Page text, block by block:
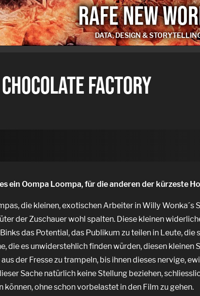
RAFE NEW
DATA, DESIGN &
RAFE NEW WORLD
FACTORY
ein Oompa Loompa, für die anderen der kürzeste
die kleinen, exotischen Arbeiter in Willy Wonka´s
der Zuschauer wohl spalten. Diese kleinen
das Potential, das Publikum zu teilen in Leute, die
die es unwiderstehlich finden würden, diesen kleinen
der Fresse zu trampeln, bis ihnen dieses nervige,
Sache natürlich keine Stellung beziehen,
ohne schon vorbelastet in den Film zu gehen.